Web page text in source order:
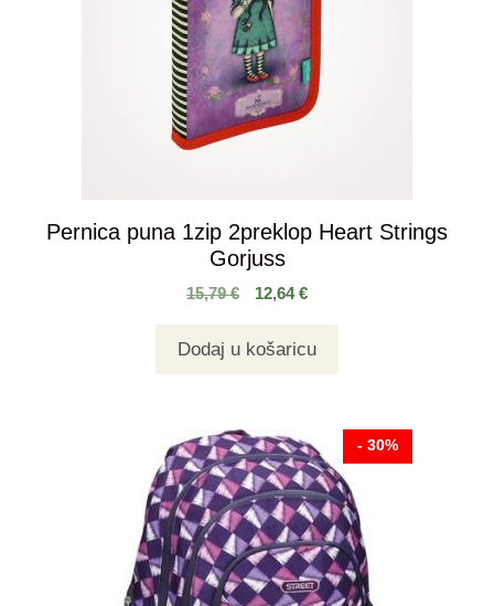
Pernica puna 1zip 2preklop Heart Strings
Gorjuss
15,79€ 12,64€
Dodaj u košaricu
- 30%